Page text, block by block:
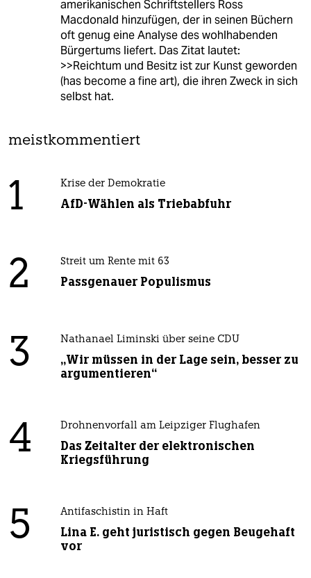
amerikanischen Schriftstellers Ross
Macdonald hinzufügen, der in seinen Büchern
oft genug eine Analyse des wohlhabenden
Bürgertums liefert. Das Zitat lautet:
>>Reichtum und Besitz ist zur Kunst geworden
(has become a fine art), die ihren Zweck in sich
selbst hat.
meistkommentiert
1 Krise der Demokratie
AfD-Wählen als Triebabfuhr
2 Streit um Rente mit 63
Passgenauer Populismus
3 Nathanael Liminski über seine CDU
„Wir müssen in der Lage sein, besser zu
argumentieren“
4 Drohnenvorfall am Leipziger Flughafen
Das Zeitalter der elektronischen
Kriegsführung
5 Antifaschistin in Haft
Lina E. geht juristisch gegen Beugehaft
vor